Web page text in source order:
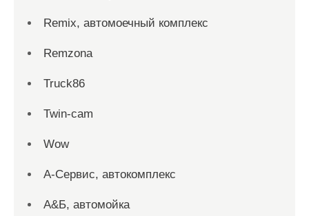
Remix, автомоечный комплекс
Remzona
Truck86
Twin-cam
Wow
А-Сервис, автокомплекс
А&Б, автомойка